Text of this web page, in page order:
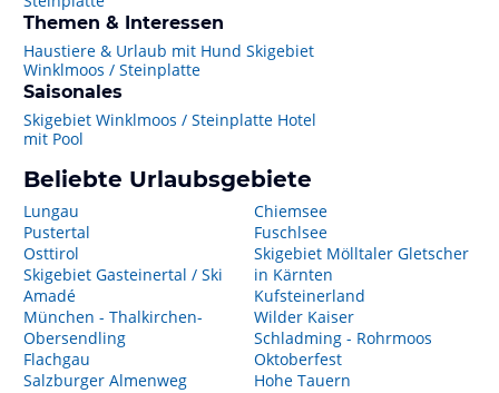
Themen & Interessen
Haustiere & Urlaub mit Hund Skigebiet
Winklmoos / Steinplatte
Saisonales
Skigebiet Winklmoos / Steinplatte Hotel
mit Pool
Beliebte Urlaubsgebiete
Lungau
Pustertal
Osttirol
Skigebiet Gasteinertal / Ski
Amadé
München - Thalkirchen-
Obersendling
Flachgau
Salzburger Almenweg
Chiemsee
Fuschlsee
Skigebiet Mölltaler Gletscher
in Kärnten
Kufsteinerland
Wilder Kaiser
Schladming - Rohrmoos
Oktoberfest
Hohe Tauern